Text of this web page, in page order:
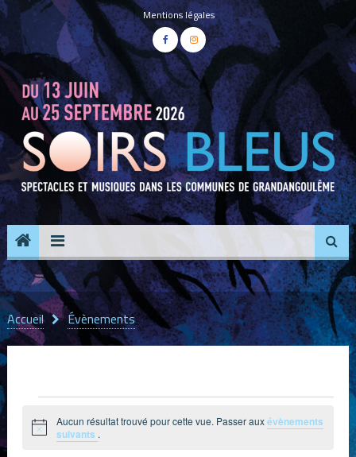
Mentions légales
Accueil Évènements
Évènements
Notice
Aucun résultat trouvé pour cette vue. Passer auxévènements
suivants .
Panneau de gestion des cookies